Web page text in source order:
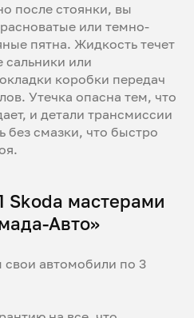
после стоянки, вы
или темно-
пятна. Жидкость течет
или
коробки передач
Утечка опасна тем, что
и детали трансмиссии
без смазки, что быстро
Skoda мастерами
Авто»
автомобили по 3